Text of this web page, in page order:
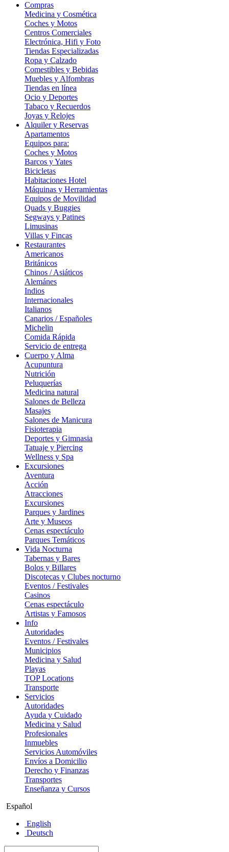
Compras
Medicina y Cosmética
Coches y Motos
Centros Comerciales
Electrónica, Hifi y Foto
Tiendas Especializadas
Ropa y Calzado
Comestibles y Bebidas
Muebles y Alfombras
Tiendas en línea
Ocio y Deportes
Tabaco y Recuerdos
Joyas y Relojes
Alquiler y Reservas
Apartamentos
Equipos para:
Coches y Motos
Barcos y Yates
Bicicletas
Habitaciones Hotel
Máquinas y Herramientas
Equipos de Movilidad
Quads y Buggies
Segways y Patines
Limusinas
Villas y Fincas
Restaurantes
Americanos
Británicos
Chinos / Asiáticos
Alemánes
Indios
Internacionales
Italianos
Canarios / Españoles
Michelin
Comida Rápida
Servicio de entrega
Cuerpo y Alma
Acupuntura
Nutrición
Peluquerías
Medicina natural
Salones de Belleza
Masajes
Salones de Manicura
Fisioterapia
Deportes y Gimnasia
Tatuaje y Piercing
Wellness y Spa
Excursiones
Aventura
Acción
Atracciones
Excursiones
Parques y Jardines
Arte y Museos
Cenas espectáculo
Parques Temáticos
Vida Nocturna
Tabernas y Bares
Bolos y Billares
Discotecas y Clubes nocturno
Eventos / Festivales
Casinos
Cenas espectáculo
Artistas y Famosos
Info
Autoridades
Eventos / Festivales
Municipios
Medicina y Salud
Playas
TOP Locations
Transporte
Servicios
Autoridades
Ayuda y Cuidado
Medicina y Salud
Profesionales
Inmuebles
Servicios Automóviles
Envíos a Domicilio
Derecho y Finanzas
Transportes
Enseñanza y Cursos
Español
English
Deutsch